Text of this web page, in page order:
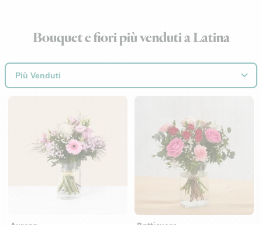
Bouquet e fiori più venduti a Latina